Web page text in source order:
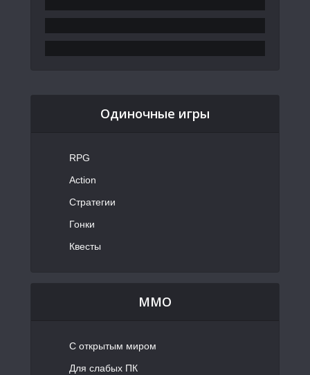
Одиночные игры
RPG
Action
Стратегии
Гонки
Квесты
MMO
С открытым миром
Для слабых ПК